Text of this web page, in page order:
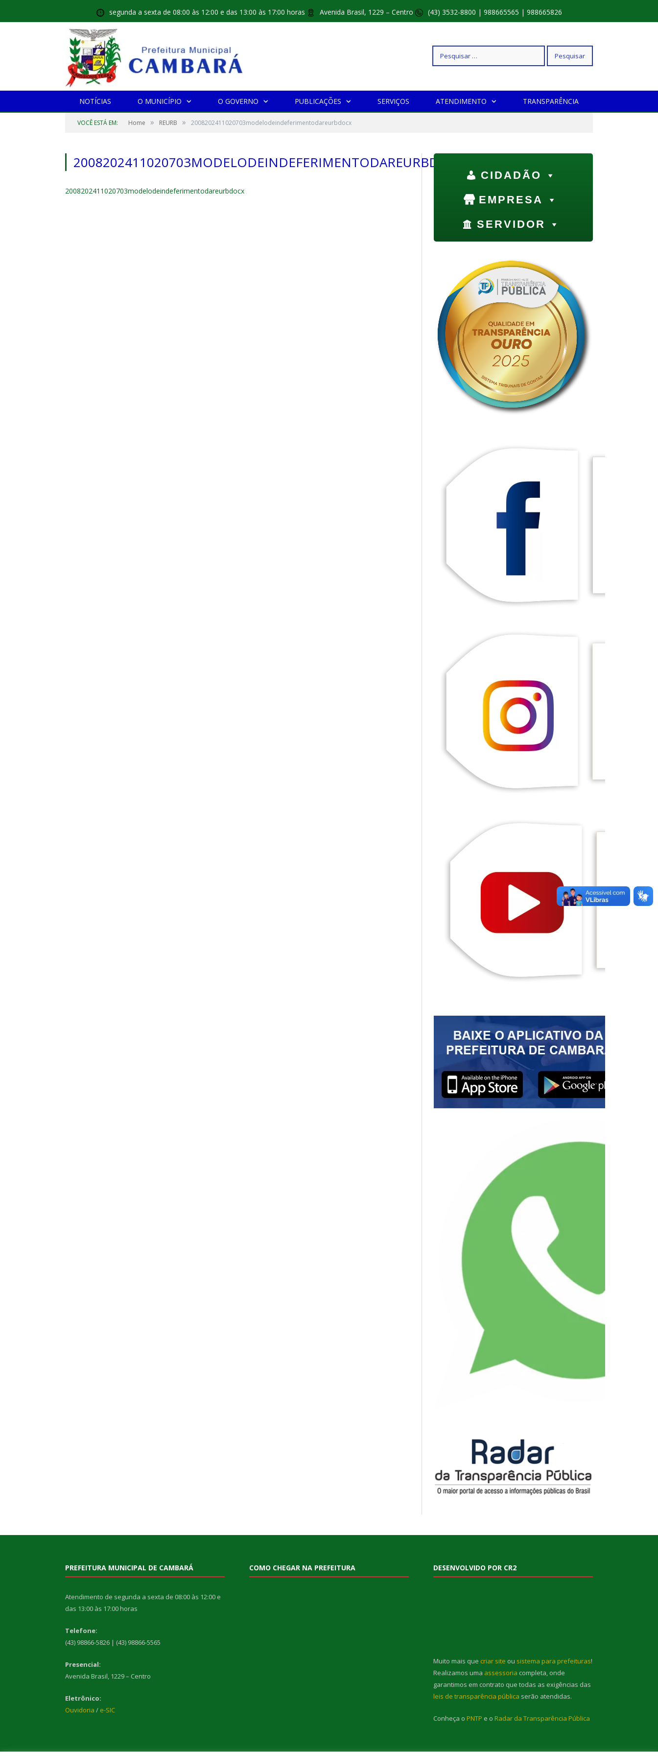
segunda a sexta de 08:00 às 12:00 e das 13:00 às 17:00 horas Avenida Brasil, 1229 – Centro (43) 3532-8800 | 988665565 | 988665826
Pesquisar
NOTÍCIAS O MUNICÍPIO O GOVERNO PUBLICAÇÕES SERVIÇOS ATENDIMENTO TRANSPARÊNCIA
VOCÊ ESTÁ EM: Home » REURB » 2008202411020703modelodeindeferimentodareurbdocx
2008202411020703MODELODEINDEFERIMENTODAREURBDOCX
2008202411020703modelodeindeferimentodareurbdocx
CIDADÃO
EMPRESA
SERVIDOR
PREFEITURA MUNICIPAL DE CAMBARÁ
Atendimento de segunda a sexta de 08:00 às 12:00 e
das 13:00 às 17:00 horas
Telefone:
(43) 98866-5826 | (43) 98866-5565
Presencial:
Avenida Brasil, 1229 – Centro
Eletrônico:
Ouvidoria / e-SIC
COMO CHEGAR NA PREFEITURA DESENVOLVIDO POR CR2
Muito mais que criar site ou sistema para prefeituras!
Realizamos uma assessoria completa, onde
garantimos em contrato que todas as exigências das
leis de transparência pública serão atendidas.
Conheça o PNTP e o Radar da Transparência Pública